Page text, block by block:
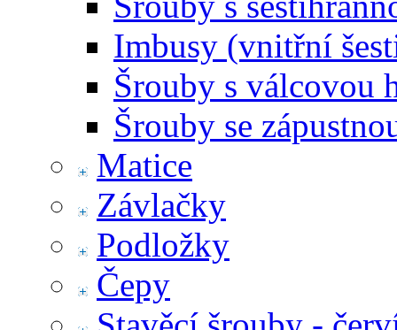
Imbusy (vnitřní
Šrouby s válcovou
Šrouby se
Matice
Závlačky
Podložky
Čepy